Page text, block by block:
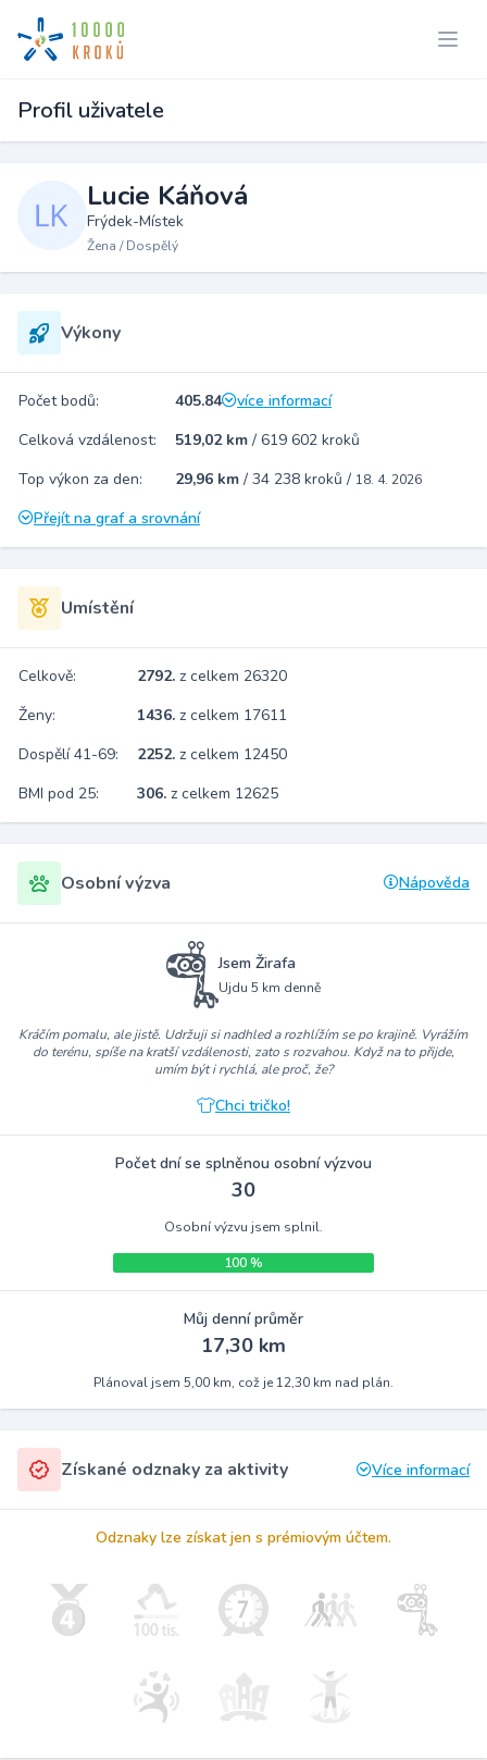
Profil uživatele
Lucie Káňová
Frýdek-Místek
Žena / Dospělý
Výkony
Počet bodů: 405.84
více informací
Celková vzdálenost:
519,02 km / 619 602 kroků
Top výkon za den:
29,96 km / 34 238 kroků / 18. 4. 2026
Přejít na graf a srovnání
Umístění
Celkově: 2792. z celkem 26320
Ženy:
1436. z celkem 17611
Dospělí 41-69:
2252. z celkem 12450
BMI pod 25:
306. z celkem 12625
Osobní výzva Nápověda
Jsem Žirafa
Ujdu 5 km denně
Kráčím pomalu, ale jistě. Udržuji si nadhled a rozhlížím se po krajině. Vyrážím
do terénu, spíše na kratší vzdálenosti, zato s rozvahou. Když na to přijde,
umím být i rychlá, ale proč, že?
Chci tričko!
Počet dní se splněnou osobní výzvou
30
Osobní výzvu jsem splnil.
100 %
Můj denní průměr
17,30 km
Plánoval jsem 5,00 km, což je 12,30 km nad plán.
Získané odznaky za aktivity Více informací
Odznaky lze získat jen s prémiovým účtem.